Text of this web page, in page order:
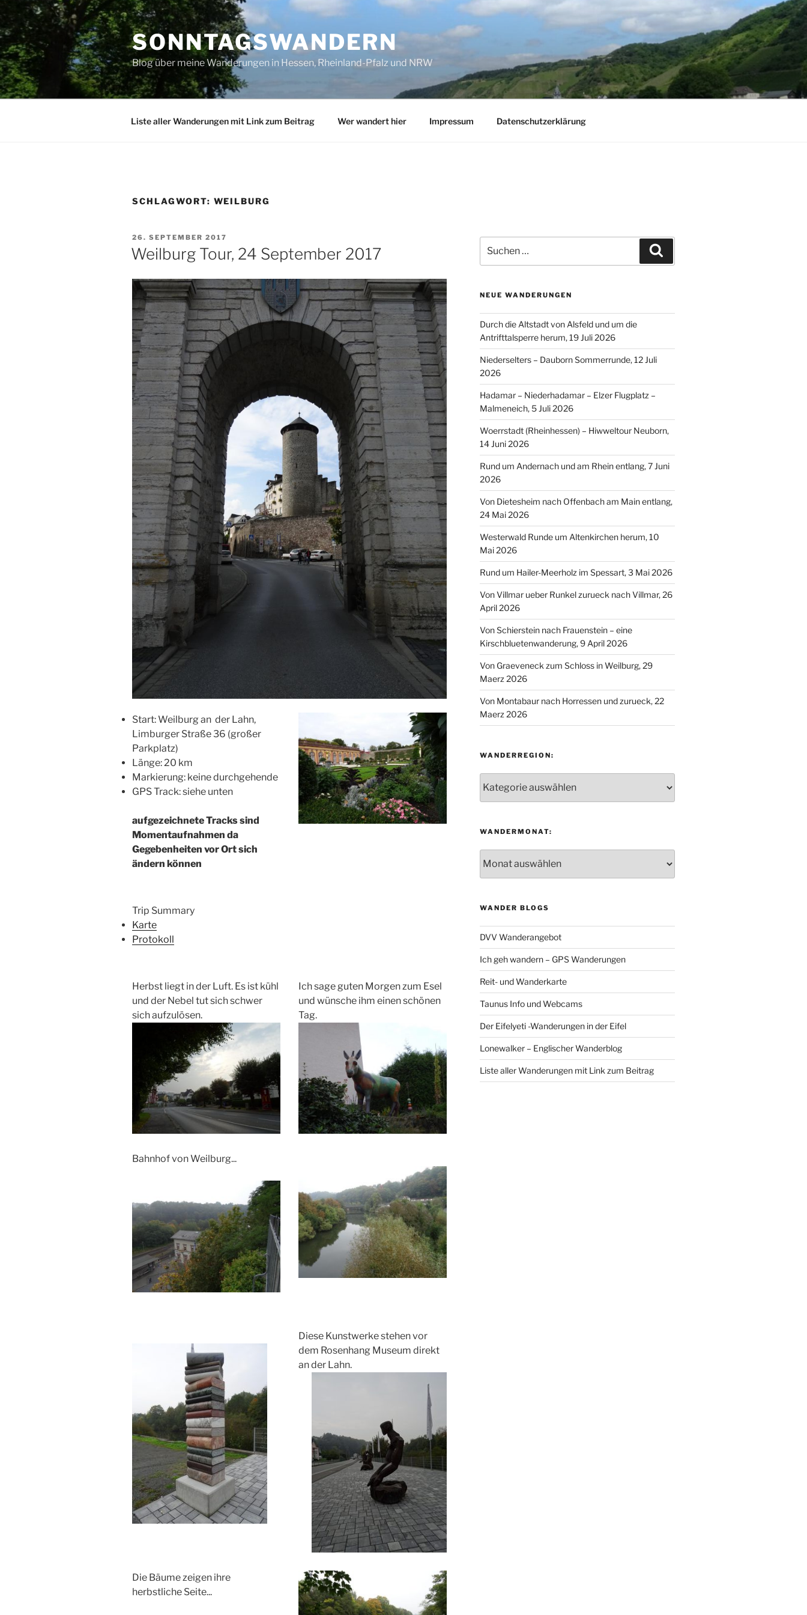
Zum
Inhalt
springen
SONNTAGSWANDERN
Blog über meine Wanderungen in Hessen, Rheinland-Pfalz und NRW
Liste aller Wanderungen mit Link zum Beitrag Wer wandert hier Impressum Datenschutzerklärung
SCHLAGWORT: WEILBURG
VERÖFFENTLICHT
AM
26. SEPTEMBER 2017
Weilburg Tour, 24 September 2017
Start: Weilburg an der Lahn,
Limburger Straße 36 (großer
Parkplatz)
Länge: 20 km
Markierung: keine durchgehende
GPS Track: siehe unten
aufgezeichnete Tracks sind
Momentaufnahmen da
Gegebenheiten vor Ort sich
ändern können
Trip Summary
Karte
Protokoll
Herbst liegt in der Luft. Es ist kühl
und der Nebel tut sich schwer
sich aufzulösen.
Ich sage guten Morgen zum Esel
und wünsche ihm einen schönen
Tag.
Bahnhof von Weilburg...
Diese Kunstwerke stehen vor
dem Rosenhang Museum direkt
an der Lahn.
Die Bäume zeigen ihre
herbstliche Seite...
nach:
NEUE WANDERUNGEN
Durch die Altstadt von Alsfeld und um die
Antrifttalsperre herum, 19 Juli 2026
Niederselters – Dauborn Sommerrunde, 12 Juli
2026
Hadamar – Niederhadamar – Elzer Flugplatz –
Malmeneich, 5 Juli 2026
Woerrstadt (Rheinhessen) – Hiwweltour Neuborn,
14 Juni 2026
Rund um Andernach und am Rhein entlang, 7 Juni
2026
Von Dietesheim nach Offenbach am Main entlang,
24 Mai 2026
Westerwald Runde um Altenkirchen herum, 10
Mai 2026
Rund um Hailer-Meerholz im Spessart, 3 Mai 2026
Von Villmar ueber Runkel zurueck nach Villmar, 26
April 2026
Von Schierstein nach Frauenstein – eine
Kirschbluetenwanderung, 9 April 2026
Von Graeveneck zum Schloss in Weilburg, 29
Maerz 2026
Von Montabaur nach Horressen und zurueck, 22
Maerz 2026
WANDERREGION:
WANDERMONAT:
WANDER BLOGS
DVV Wanderangebot
Ich geh wandern – GPS Wanderungen
Reit- und Wanderkarte
Taunus Info und Webcams
Der Eifelyeti -Wanderungen in der Eifel
Lonewalker – Englischer Wanderblog
Liste aller Wanderungen mit Link zum Beitrag